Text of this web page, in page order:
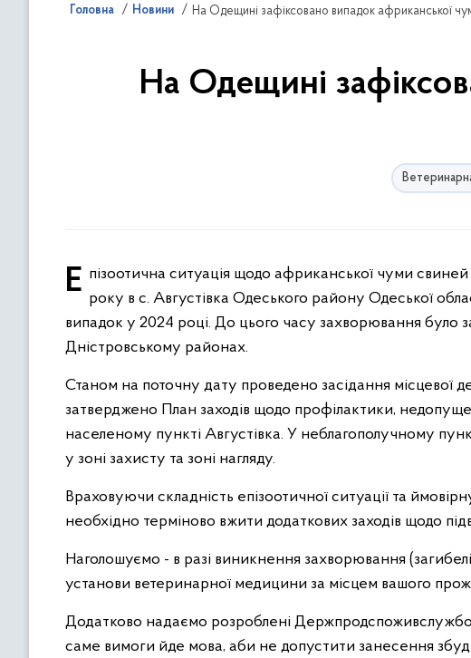
Головна Новини На Одещині зафіксовано випадок африканської
На Одещині
Епізоотична ситуація щодо африканської чуми свиней (АЧС) продовжує залишатися напруженою. 21.10.2024 року в с. Августівка Одеського району Одеської
випадок у 2024 році. До цього часу захворювання було
Дністровському районах.
Станом на поточну дату проведено засідання місцевої
затверджено План заходів щодо профілактики,
населеному пункті Августівка. У неблагополучному
у зоні захисту та зоні нагляду.
Враховуючи складність епізоотичної ситуації та
необхідно терміново вжити додаткових заходів щодо
Наголошуємо - в разі виникнення захворювання
установи ветеринарної медицини за місцем вашого
Додатково надаємо розроблені
саме вимоги йде мова, аби не допустити занесення